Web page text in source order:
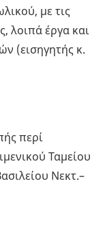
με τις
λοιπά έργα και
(εισηγητής κ.
περί
Ταμείου
Νεκτ.–